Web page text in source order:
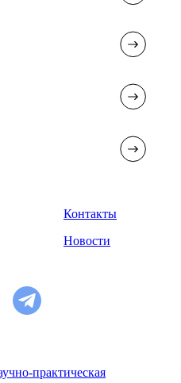
Контакты
Новости